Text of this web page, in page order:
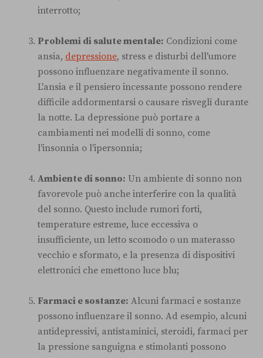
interrotto;
Problemi di salute mentale: Condizioni come
ansia, depressione, stress e disturbi dell'umore
possono influenzare negativamente il sonno.
L'ansia e il pensiero incessante possono rendere
difficile addormentarsi o causare risvegli durante
la notte. La depressione può portare a
cambiamenti nei modelli di sonno, come
l'insonnia o l'ipersonnia;
Ambiente di sonno: Un ambiente di sonno non
favorevole può anche interferire con la qualità
del sonno. Questo include rumori forti,
temperature estreme, luce eccessiva o
insufficiente, un letto scomodo o un materasso
vecchio e sformato, e la presenza di dispositivi
elettronici che emettono luce blu;
Farmaci e sostanze: Alcuni farmaci e sostanze
possono influenzare il sonno. Ad esempio, alcuni
antidepressivi, antistaminici, steroidi, farmaci per
la pressione sanguigna e stimolanti possono